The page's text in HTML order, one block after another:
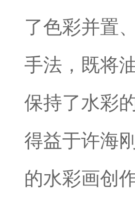
了色彩并置
手法，既将
保持了水彩
得益于许海
的水彩画创